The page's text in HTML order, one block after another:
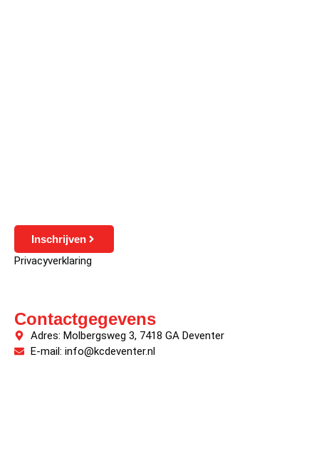
Inschrijven
Privacyverklaring
Contactgegevens
Adres: Molbergsweg 3, 7418 GA Deventer
E-mail: info@kcdeventer.nl